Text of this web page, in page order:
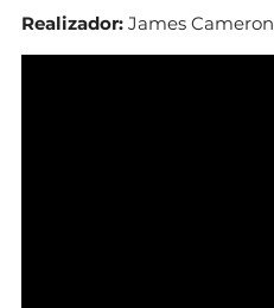
Realizador: James Cameron